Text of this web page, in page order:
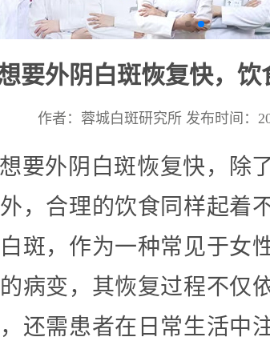
要外阴白斑恢复快，饮
作者：蓉城白斑研究所 发布时间：
想要外阴白斑恢复快，除
，合理的饮食同样起着
斑，作为一种常见于女
病变，其恢复过程不仅
还需患者在日常生活中